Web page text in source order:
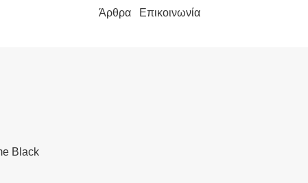
Άρθρα Επικοινωνία
Black